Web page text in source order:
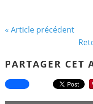
« Article précédent
PARTAGER CET